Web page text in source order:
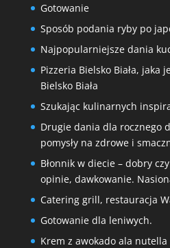
Gotowanie
Sposób podania ryby po
Najpopularniejsze dania
Pizzeria Bielsko Biała, jaka
Bielsko Biała
Szukając kulinarnych
Drugie dania dla rocznego
pomysły na zdrowe i
Błonnik w diecie – dobry
opinie, dawkowanie.
Catering grill, restauracja
Gotowanie dla leniwych.
Krem z awokado ala nutella